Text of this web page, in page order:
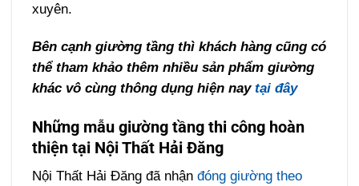
xuyên.
Bên cạnh giường tầng thì khách hàng cũng có
thể tham khảo thêm nhiều sản phẩm giường
khác vô cùng thông dụng hiện naytại đây
Những mẫu giường tầng thi công hoàn
thiện tại Nội Thất Hải Đăng
Nội Thất Hải Đăng đã nhậnđóng giường theo